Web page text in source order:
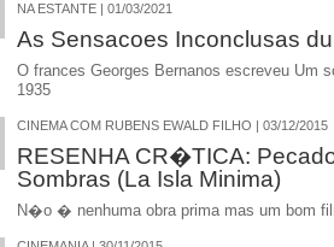
NA ESTANTE | 01/03/2021
As Sensacoes Inconclusas
O frances Georges Bernanos escreveu Um
1935
CINEMA COM RUBENS EWALD FILHO | 03/12/2015
RESENHA CR�TICA:
Sombras (La Isla Minima)
N�o � nenhuma obra prima mas um bom